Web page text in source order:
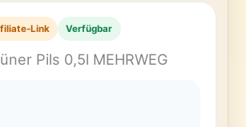
Link Verfügbar
Pils 0,5l MEHRWEG